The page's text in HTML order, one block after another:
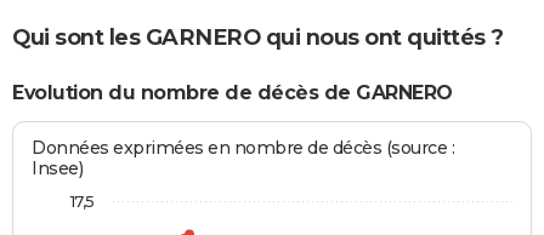
Qui sont les GARNERO qui nous ont quittés ?
Evolution du nombre de décès de GARNERO
Données exprimées en nombre de décès (source :
Insee)
17,5